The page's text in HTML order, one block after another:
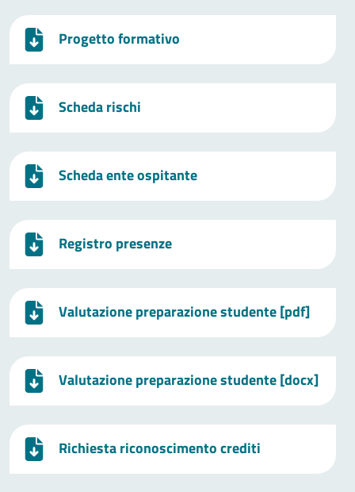
Progetto formativo
Scheda rischi
Scheda ente ospitante
Registro presenze
Valutazione preparazione studente [pdf]
Valutazione preparazione studente [docx]
Richiesta riconoscimento crediti